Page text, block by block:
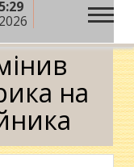
Полтавець змінив
на